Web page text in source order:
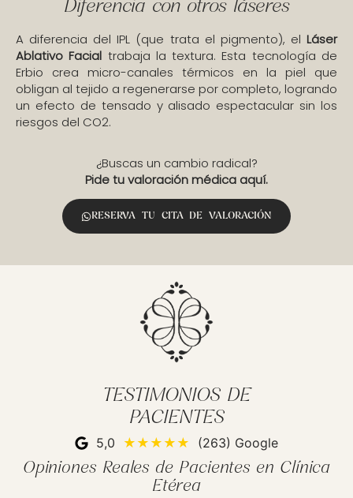
Diferencia con otros láseres
A diferencia del IPL (que trata el pigmento), el Láser
Ablativo Facial trabaja la textura. Esta tecnología de
Erbio crea micro-canales térmicos en la piel que
obligan al tejido a regenerarse por completo, logrando
un efecto de tensado y alisado espectacular sin los
riesgos del CO2.
¿Buscas un cambio radical?
Pide tu valoración médica aquí.
RESERVA TU CITA DE VALORACIÓN
TESTIMONIOS DE
PACIENTES
5,0 ★★★★★ (263) Google
Opiniones Reales de Pacientes en Clínica
Etérea